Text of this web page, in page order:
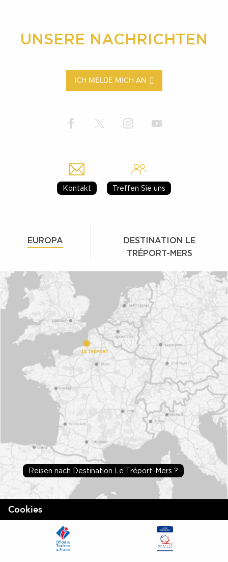
UNSERE NACHRICHTEN
ICH MELDE MICH AN
Kontakt Treffen Sie uns
EUROPA
DESTINATION LE
TRÉPORT-MERS
Reisen nach Destination Le Tréport-Mers ?
Cookies